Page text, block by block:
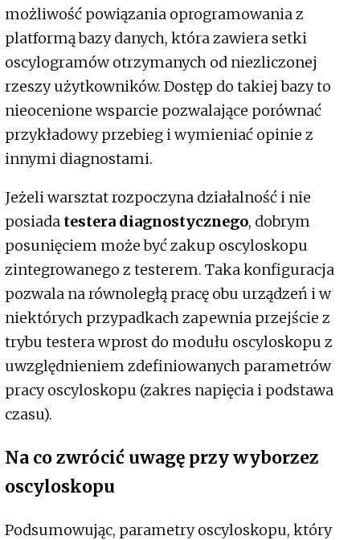
możliwość powiązania oprogramowania z
platformą bazy danych, która zawiera setki
oscylogramów otrzymanych od niezliczonej
rzeszy użytkowników. Dostęp do takiej bazy to
nieocenione wsparcie pozwalające porównać
przykładowy przebieg i wymieniać opinie z
innymi diagnostami.
Jeżeli warsztat rozpoczyna działalność i nie
posiada testera diagnostycznego, dobrym
posunięciem może być zakup oscyloskopu
zintegrowanego z testerem. Taka konfiguracja
pozwala na równoległą pracę obu urządzeń i w
niektórych przypadkach zapewnia przejście z
trybu testera wprost do modułu oscyloskopu z
uwzględnieniem zdefiniowanych parametrów
pracy oscyloskopu (zakres napięcia i podstawa
czasu).
Na co zwrócić uwagę przy wyborzez
oscyloskopu
Podsumowując, parametry oscyloskopu, który